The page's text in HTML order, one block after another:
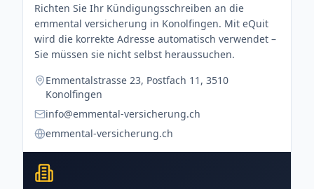
Richten Sie Ihr Kündigungsschreiben an die
emmental versicherung in Konolfingen. Mit eQuit
wird die korrekte Adresse automatisch verwendet –
Sie müssen sie nicht selbst heraussuchen.
Emmentalstrasse 23, Postfach 11, 3510
Konolfingen
info@emmental-versicherung.ch
emmental-versicherung.ch